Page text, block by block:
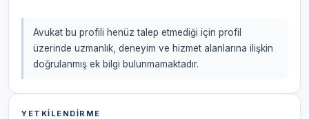
Avukat bu profili henüz talep etmediği için profil
üzerinde uzmanlık, deneyim ve hizmet alanlarına ilişkin
doğrulanmış ek bilgi bulunmamaktadır.
YETKILENDIRME